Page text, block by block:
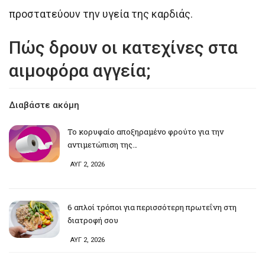
προστατεύουν την υγεία της καρδιάς.
Πώς δρουν οι κατεχίνες στα
αιμοφόρα αγγεία;
Διαβάστε ακόμη
Το κορυφαίο αποξηραμένο φρούτο για την
αντιμετώπιση της…
ΑΥΓ 2, 2026
6 απλοί τρόποι για περισσότερη πρωτεΐνη στη
διατροφή σου
ΑΥΓ 2, 2026